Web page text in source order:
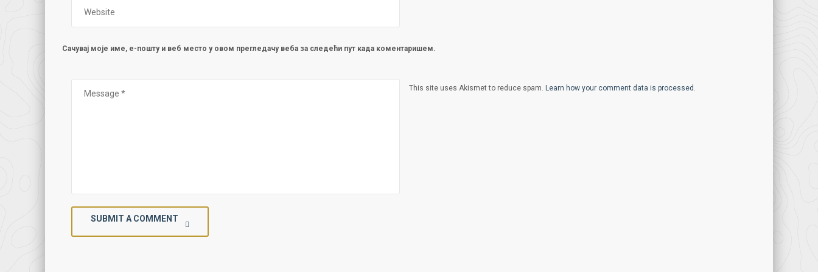
Сачувај моје име, е-пошту и веб место у овом прегледачу веба за следећи пут када коментаришем.
SUBMIT A COMMENT
This site uses Akismet to reduce spam. Learn how your comment data is processed.